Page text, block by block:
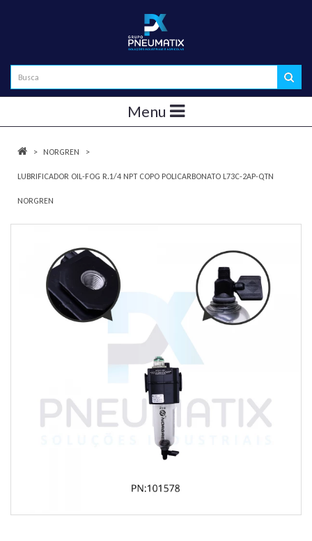
Menu
NORGREN
LUBRIFICADOR OIL-FOG R.1/4 NPT COPO POLICARBONATO L73C-2AP-QTN
NORGREN